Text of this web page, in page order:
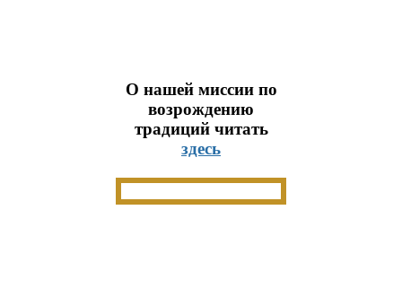
О нашей миссии по
возрождению
традиций читать
здесь